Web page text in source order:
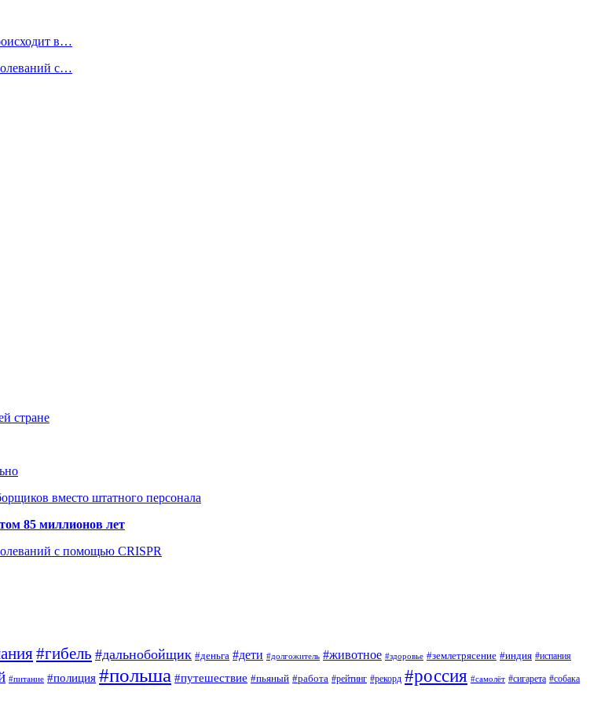
в…
с…
стране
вместо штатного персонала
85 миллионов лет
с помощью CRISPR
#гибель #дальнобойщик #деньга #дети #долгожитель #животное #здоровье #землетрясение #индия #испания
#питание #полиция #польша #путешествие #пьяный #работа #рейтинг #рекорд #россия #самолёт #сигарета #собака